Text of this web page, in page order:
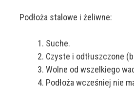
Podłoża stalowe i żeliwne:
Suche.
Czyste i odtłuszczone
Wolne od wszelkiego
Podłoża wcześniej nie